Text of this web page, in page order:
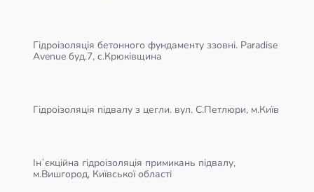
Гідроізоляція бетонного фундаменту ззовні. Paradise
Avenue буд.7, с.Крюківщина
Гідроізоляція підвалу з цегли. вул. С.Петлюри, м.Київ
Інʼєкційна гідроізоляція примикань підвалу,
м.Вишгород, Київської області